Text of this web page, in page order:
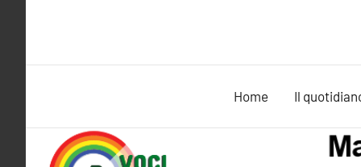
Home Il